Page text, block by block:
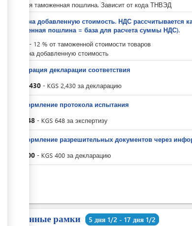
Ввозная таможенная пошлина. Зависит от кода ТНВЭД
Налог на добавленную стоимость. НДС
таможенная пошлина = база для расчета суммы НДС).
- 12 % от таможенной стоимости товаров
Налог на добавленную стоимость
Регистрация декларации соответствия
2,430 - KGS 2,430 за декларацию
За оформление протокола испытания
648 - KGS 648 за экспертизу
За оформление разрешительных документов через
400 - KGS 400 за декларацию
Временные рамки 5 дня 1/2 - 17 дня 1/2